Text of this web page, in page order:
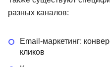
разных каналов:
Email-маркетинг:
кликов